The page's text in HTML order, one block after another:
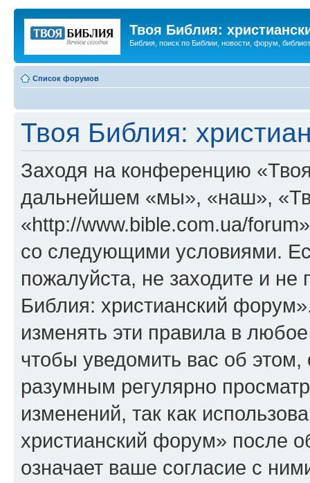
Твоя Библия:
Библия, поиск по Библии, новости, форум,
Список форумов
Твоя Библия:
Заходя на конференцию
дальнейшем «мы», «наш»,
«http://www.bible.com.ua/
со следующими условиями.
пожалуйста, не заходите и
Библия: христианский
изменять эти правила в
чтобы уведомить вас об
разумным регулярно
изменений, так как
христианский форум» после
означает ваше согласие с